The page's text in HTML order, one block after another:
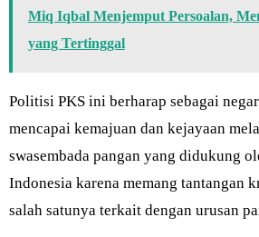
Miq Iqbal Menjemput Persoalan,
yang Tertinggal
Politisi PKS ini berharap sebagai
mencapai kemajuan dan kejayaan
swasembada pangan yang didukung
Indonesia karena memang tantangan
salah satunya terkait dengan urusan